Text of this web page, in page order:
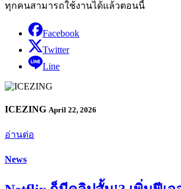
ทุกคนสามารถใช้งานได้แล้วตอนนี้
Facebook
Twitter
Line
ICEZING April 22, 2026
อ่านต่อ
News